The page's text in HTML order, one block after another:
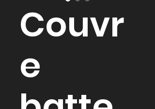
Couvr
e